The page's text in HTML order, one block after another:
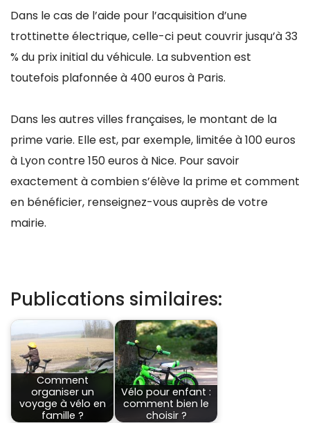
Dans le cas de l’aide pour l’acquisition d’une
trottinette électrique, celle-ci peut couvrir jusqu’à 33
% du prix initial du véhicule. La subvention est
toutefois plafonnée à 400 euros à Paris.
Dans les autres villes françaises, le montant de la
prime varie. Elle est, par exemple, limitée à 100 euros
à Lyon contre 150 euros à Nice. Pour savoir
exactement à combien s’élève la prime et comment
en bénéficier, renseignez-vous auprès de votre
mairie.
Publications similaires:
Comment
organiser un
voyage à vélo en
famille ?
Vélo pour enfant :
comment bien le
choisir ?